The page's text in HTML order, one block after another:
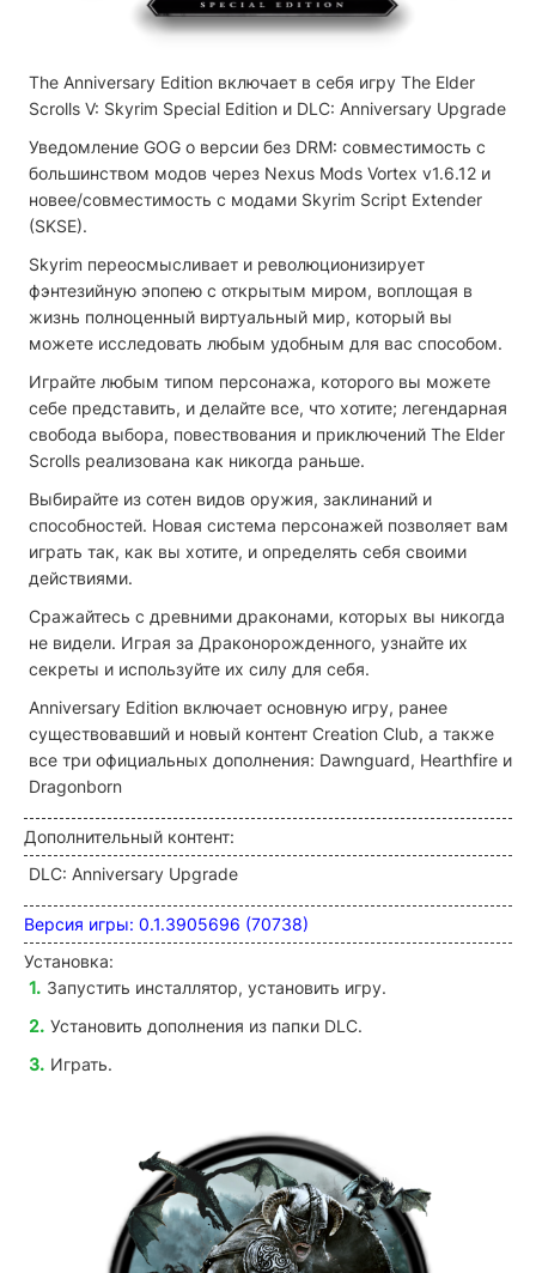
The Anniversary Edition включает в себя игру The Elder
Scrolls V: Skyrim Special Edition и DLC: Anniversary Upgrade
Уведомление GOG о версии без DRM: совместимость с
большинством модов через Nexus Mods Vortex v1.6.12 и
новее/совместимость с модами Skyrim Script Extender
(SKSE).
Skyrim переосмысливает и революционизирует
фэнтезийную эпопею с открытым миром, воплощая в
жизнь полноценный виртуальный мир, который вы
можете исследовать любым удобным для вас способом.
Играйте любым типом персонажа, которого вы можете
себе представить, и делайте все, что хотите; легендарная
свобода выбора, повествования и приключений The Elder
Scrolls реализована как никогда раньше.
Выбирайте из сотен видов оружия, заклинаний и
способностей. Новая система персонажей позволяет вам
играть так, как вы хотите, и определять себя своими
действиями.
Сражайтесь с древними драконами, которых вы никогда
не видели. Играя за Драконорожденного, узнайте их
секреты и используйте их силу для себя.
Anniversary Edition включает основную игру, ранее
существовавший и новый контент Creation Club, а также
все три официальных дополнения: Dawnguard, Hearthfire и
Dragonborn
Дополнительный контент:
DLC: Anniversary Upgrade
Версия игры: 0.1.3905696 (70738)
Установка:
Запустить инсталлятор, установить игру.
Установить дополнения из папки DLC.
Играть.